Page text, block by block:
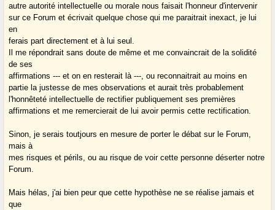
autre autorité intellectuelle ou morale nous faisait l'honneur d'intervenir
sur ce Forum et écrivait quelque chose qui me paraitrait inexact, je lui
en
ferais part directement et à lui seul.
Il me répondrait sans doute de même et me convaincrait de la solidité
de ses
affirmations --- et on en resterait là ---, ou reconnaitrait au moins en
partie la justesse de mes observations et aurait très probablement
l'honnêteté intellectuelle de rectifier publiquement ses premières
affirmations et me remercierait de lui avoir permis cette rectification.
Sinon, je serais toutjours en mesure de porter le débat sur le Forum,
mais à
mes risques et périls, ou au risque de voir cette personne déserter notre
Forum.
Mais hélas, j'ai bien peur que cette hypothèse ne se réalise jamais et
que